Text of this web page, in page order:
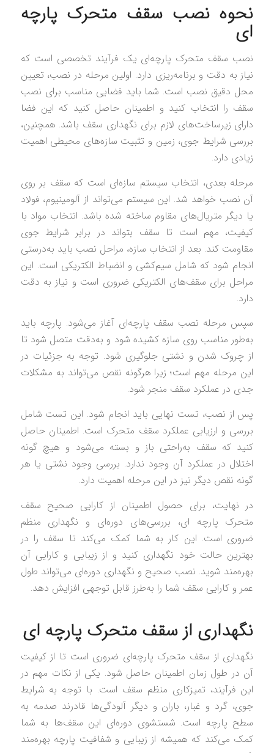
نحوه نصب سقف متحرک پارچه‌
ای
نصب سقف متحرک پارچه‌ای یک فرآیند تخصصی است که
نیاز به دقت و برنامه‌ریزی دارد. اولین مرحله در نصب، تعیین
محل دقیق نصب است. شما باید فضایی مناسب برای نصب
سقف را انتخاب کنید و اطمینان حاصل کنید که این فضا
دارای زیرساخت‌های لازم برای نگهداری سقف باشد. همچنین،
بررسی شرایط جوی، زمین و تثبیت سازه‌های محیطی اهمیت
زیادی دارد.
مرحله بعدی، انتخاب سیستم سازه‌ای است که سقف بر روی
آن نصب خواهد شد. این سیستم می‌تواند از آلومینیوم، فولاد
یا دیگر متریال‌های مقاوم ساخته شده باشد. انتخاب مواد با
کیفیت، مهم است تا سقف بتواند در برابر شرایط جوی
مقاومت کند. بعد از انتخاب سازه، مراحل نصب باید به‌درستی
انجام شود که شامل سیم‌کشی و انضباط الکتریکی است. این
مراحل برای سقف‌های الکتریکی ضروری است و نیاز به دقت
دارد.
سپس مرحله نصب سقف پارچه‌ای آغاز می‌شود. پارچه باید
به‌طور مناسب روی سازه کشیده شود و به‌دقت متصل شود تا
از چروک شدن و نشتی جلوگیری شود. توجه به جزئیات در
این مرحله مهم است؛ زیرا هرگونه نقص می‌تواند به مشکلات
جدی در عملکرد سقف منجر شود.
پس از نصب، تست نهایی باید انجام شود. این تست شامل
بررسی و ارزیابی عملکرد سقف متحرک است. اطمینان حاصل
کنید که سقف به‌راحتی باز و بسته می‌شود و هیچ گونه
اختلال در عملکرد آن وجود ندارد. بررسی وجود نشتی یا هر
گونه نقص دیگر نیز در این مرحله اهمیت دارد.
در نهایت، برای حصول اطمینان از کارایی صحیح سقف
متحرک پارچه‌ ای، بررسی‌های دوره‌ای و نگهداری منظم
ضروری است. این کار به شما کمک می‌کند تا سقف را در
بهترین حالت خود نگهداری کنید و از زیبایی و کارایی آن
بهره‌مند شوید. نصب صحیح و نگهداری دوره‌ای می‌تواند طول
عمر و کارایی سقف شما را به‌طرز قابل توجهی افزایش دهد.
نگهداری از سقف متحرک پارچه‌ ای
نگهداری از سقف متحرک پارچه‌ای ضروری است تا از کیفیت
آن در طول زمان اطمینان حاصل شود. یکی از نکات مهم در
این فرآیند، تمیزکاری منظم سقف است. با توجه به شرایط
جوی، گرد و غبار، باران و دیگر آلودگی‌ها قادرند صدمه به
سطح پارچه است. شستشوی دوره‌ای این سقف‌ها به شما
کمک می‌کند که همیشه از زیبایی و شفافیت پارچه بهره‌مند